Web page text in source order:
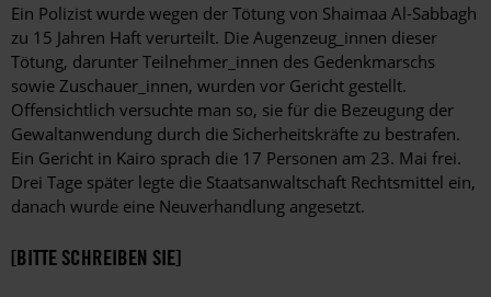
Ein Polizist wurde wegen der Tötung von Shaimaa Al-Sabbagh
zu 15 Jahren Haft verurteilt. Die Augenzeug_innen dieser
Tötung, darunter Teilnehmer_innen des Gedenkmarschs
sowie Zuschauer_innen, wurden vor Gericht gestellt.
Offensichtlich versuchte man so, sie für die Bezeugung der
Gewaltanwendung durch die Sicherheitskräfte zu bestrafen.
Ein Gericht in Kairo sprach die 17 Personen am 23. Mai frei.
Drei Tage später legte die Staatsanwaltschaft Rechtsmittel ein,
danach wurde eine Neuverhandlung angesetzt.
[BITTE SCHREIBEN SIE]